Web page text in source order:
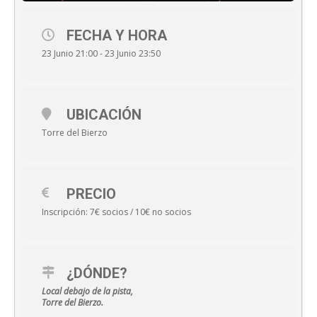
FECHA Y HORA
23 Junio 21:00 - 23 Junio 23:50
UBICACIÓN
Torre del Bierzo
PRECIO
Inscripción: 7€ socios / 10€ no socios
¿DÓNDE?
Local debajo de la pista,
Torre del Bierzo.